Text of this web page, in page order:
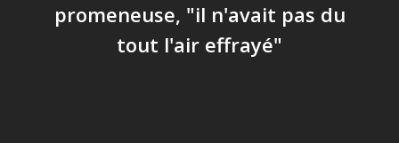
promeneuse, "il n'avait pas du
tout l'air effrayé"